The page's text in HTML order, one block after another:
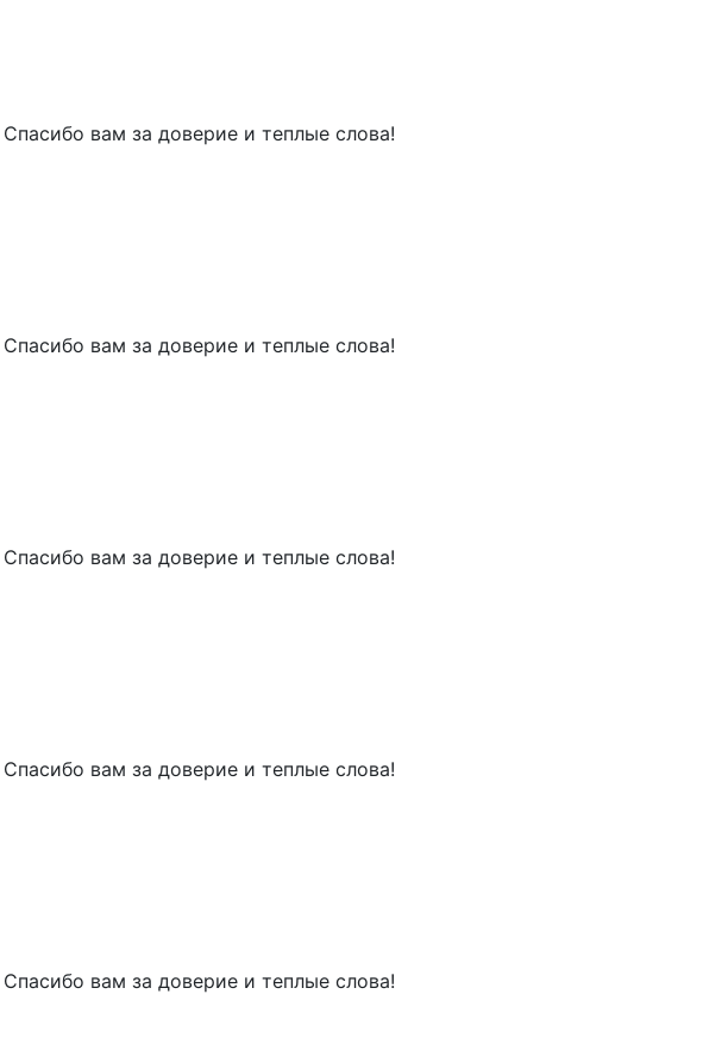
вам за доверие и теплые слова!
вам за доверие и теплые слова!
вам за доверие и теплые слова!
вам за доверие и теплые слова!
вам за доверие и теплые слова!